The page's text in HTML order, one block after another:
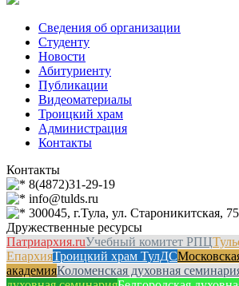
Сведения об организации
Студенту
Новости
Абитуриенту
Публикации
Видеоматериалы
Троицкий храм
Администрация
Контакты
Контакты
8(4872)31-29-19
info@tulds.ru
300045, г.Тула, ул. Староникитская, 75
Дружественные ресурсы
Патриархия.ruУчебный комитет РПЦ
ЕпархияТроицкий храм ТулДС
академияКоломенская духовная